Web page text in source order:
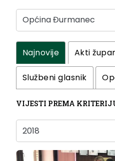
Najnovije Akti
Službeni glasnik
VIJESTI PREMA